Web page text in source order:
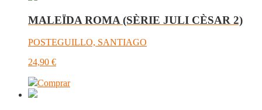
MALEÏDA ROMA (SÈRIE JULI CÈSAR 2)
POSTEGUILLO, SANTIAGO
24,90 €
Comprar